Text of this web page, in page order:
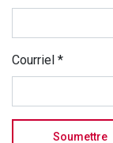
Courriel *